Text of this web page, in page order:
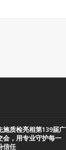
施质检亮相第139届广
会，用专业守护每一
信任